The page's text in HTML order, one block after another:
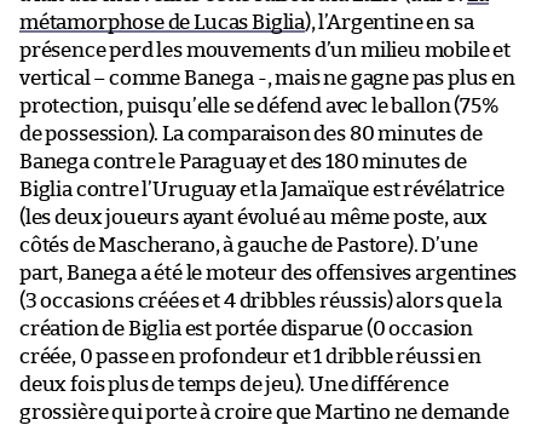
métamorphose de Lucas Biglia), l’Argentine en sa
présence perd les mouvements d’un milieu mobile et
vertical – comme Banega -, mais ne gagne pas plus en
protection, puisqu’elle se défend avec le ballon (75%
de possession). La comparaison des 80 minutes de
Banega contre le Paraguay et des 180 minutes de
Biglia contre l’Uruguay et la Jamaïque est révélatrice
(les deux joueurs ayant évolué au même poste, aux
côtés de Mascherano, à gauche de Pastore). D’une
part, Banega a été le moteur des offensives argentines
(3 occasions créées et 4 dribbles réussis) alors que la
création de Biglia est portée disparue (0 occasion
créée, 0 passe en profondeur et 1 dribble réussi en
deux fois plus de temps de jeu). Une différence
grossière qui porte à croire que Martino ne demande